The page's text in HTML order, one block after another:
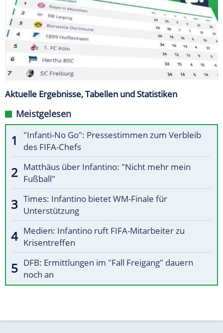
Aktuelle Ergebnisse, Tabellen und Statistiken
Meistgelesen
"Infanti-No Go": Pressestimmen zum Verbleib
des FIFA-Chefs
Matthäus über Infantino: "Nicht mehr mein
Fußball"
Times: Infantino bietet WM-Finale für
Unterstützung
Medien: Infantino ruft FIFA-Mitarbeiter zu
Krisentreffen
DFB: Ermittlungen im "Fall Freigang" dauern
noch an